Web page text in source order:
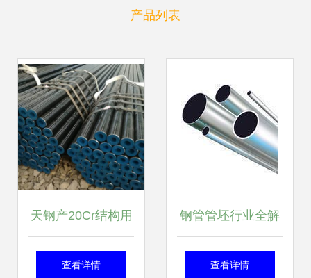
产品列表
天钢产20Cr结构用
无缝钢管 定制生
查看详情
钢管管坯行业全解
析 生产厂家、价格
查看详情